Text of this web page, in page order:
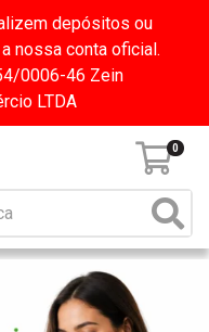
depósitos ou
nossa conta oficial.
0006-46 Zein
LTDA
0